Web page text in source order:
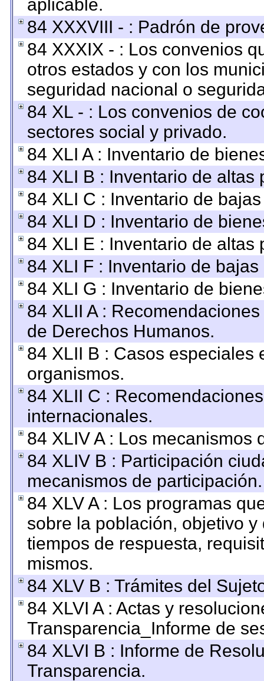
aplicable.
84 XXXVIII - : Padrón de
84 XXXIX - : Los convenios
otros estados y con los
seguridad nacional o
84 XL - : Los convenios de
sectores social y privado.
84 XLI A : Inventario de
84 XLI B : Inventario de
84 XLI C : Inventario de
84 XLI D : Inventario de
84 XLI E : Inventario de
84 XLI F : Inventario de
84 XLI G : Inventario de
84 XLII A :
de Derechos Humanos.
84 XLII B : Casos especiales
organismos.
84 XLII C :
internacionales.
84 XLIV A : Los mecanismos
84 XLIV B : Participación
mecanismos de participación.
84 XLV A : Los programas
sobre la población, objetivo
tiempos de respuesta,
mismos.
84 XLV B : Trámites del
84 XLVI A : Actas y
Transparencia_Informe de
84 XLVI B : Informe de
Transparencia.